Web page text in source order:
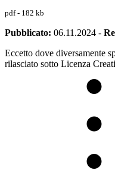
pdf - 182 kb
Pubblicato: 06.11.2024 -
Eccetto dove diversamente
rilasciato sotto Licenza